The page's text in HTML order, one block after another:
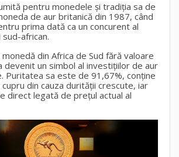
pentru monedele și tradiția sa de
de aur britanică din 1987, când
prima dată ca un concurent al
african.
monedă din Africa de Sud fără valoare
devenit un simbol al investițiilor de aur
Puritatea sa este de 91,67%, conține
din cauza durității crescute, iar
direct legată de prețul actual al